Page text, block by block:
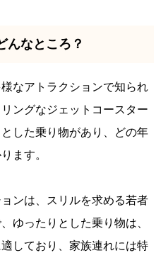
んなところ？
なアトラクションで知られ
ングなジェットコースター
した乗り物があり、どの年
ます。
ンは、スリルを求める若者
ゆったりとした乗り物は、
しており、家族連れには特